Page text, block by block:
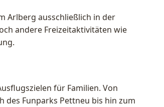
Arlberg ausschließlich in der
andere Freizeitaktivitäten wie
für Familien. Von
des Funparks Pettneu bis hin zum